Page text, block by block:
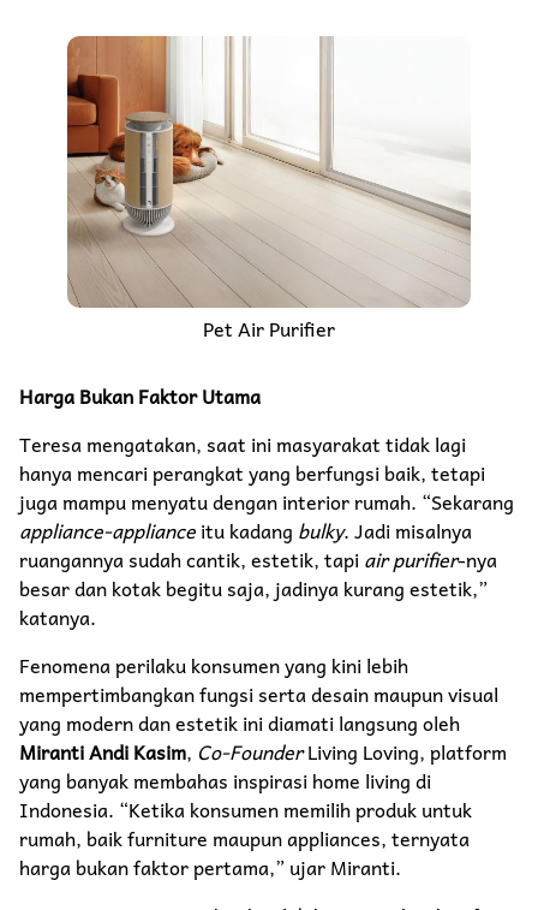
Pet Air Purifier
Harga Bukan Faktor Utama
Teresa mengatakan, saat ini masyarakat tidak lagi
hanya mencari perangkat yang berfungsi baik, tetapi
juga mampu menyatu dengan interior rumah. “Sekarang
appliance-applianceitu kadang bulky. Jadi misalnya
ruangannya sudah cantik, estetik, tapi air purifier-nya
besar dan kotak begitu saja, jadinya kurang estetik,”
katanya.
Fenomena perilaku konsumen yang kini lebih
mempertimbangkan fungsi serta desain maupun visual
yang modern dan estetik ini diamati langsung oleh
Miranti Andi Kasim, Co-FounderLiving Loving, platform
yang banyak membahas inspirasi home living di
Indonesia. “Ketika konsumen memilih produk untuk
rumah, baik furniture maupun appliances, ternyata
harga bukan faktor pertama,” ujar Miranti.